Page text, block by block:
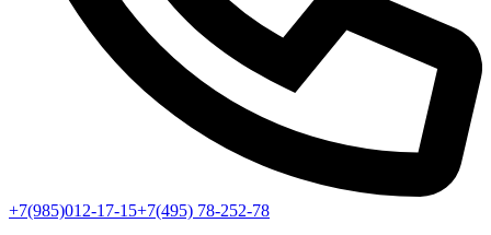
+7(985)012-17-15+7(495) 78-252-78